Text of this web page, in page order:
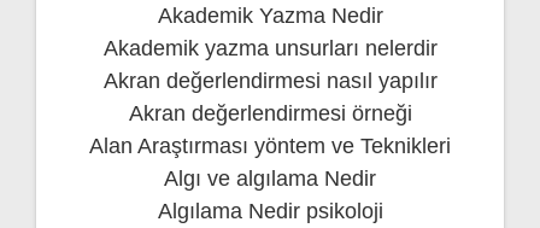
Akademik Yazma Nedir
Akademik yazma unsurları nelerdir
Akran değerlendirmesi nasıl yapılır
Akran değerlendirmesi örneği
Alan Araştırması yöntem ve Teknikleri
Algı ve algılama Nedir
Algılama Nedir psikoloji